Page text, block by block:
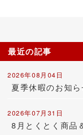
最近の記事
2026年08月04日
夏季休暇のお知ら
2026年07月31日
8月とくとく商品